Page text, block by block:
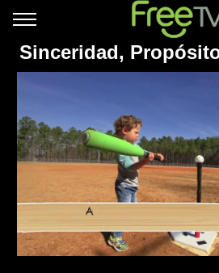
Sinceridad,